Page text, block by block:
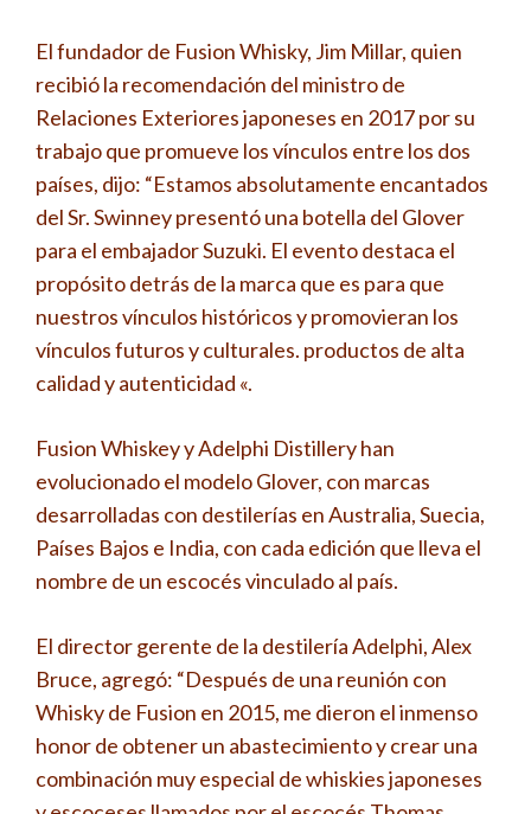
El fundador de Fusion Whisky, Jim Millar, quien
recibió la recomendación del ministro de
Relaciones Exteriores japoneses en 2017 por su
trabajo que promueve los vínculos entre los dos
países, dijo: “Estamos absolutamente encantados
del Sr. Swinney presentó una botella del Glover
para el embajador Suzuki. El evento destaca el
propósito detrás de la marca que es para que
nuestros vínculos históricos y promovieran los
vínculos futuros y culturales. productos de alta
calidad y autenticidad «.
Fusion Whiskey y Adelphi Distillery han
evolucionado el modelo Glover, con marcas
desarrolladas con destilerías en Australia, Suecia,
Países Bajos e India, con cada edición que lleva el
nombre de un escocés vinculado al país.
El director gerente de la destilería Adelphi, Alex
Bruce, agregó: “Después de una reunión con
Whisky de Fusion en 2015, me dieron el inmenso
honor de obtener un abastecimiento y crear una
combinación muy especial de whiskies japoneses